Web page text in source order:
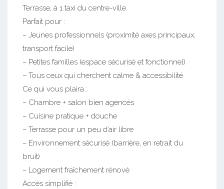
Terrasse, à 1 taxi du centre-ville
Parfait pour :
– Jeunes professionnels (proximité axes principaux,
transport facile)
– Petites familles (espace sécurisé et fonctionnel)
– Tous ceux qui cherchent calme & accessibilité
Ce qui vous plaira :
– Chambre + salon bien agencés
– Cuisine pratique + douche
– Terrasse pour un peu d’air libre
– Environnement sécurisé (barrière, en retrait du
bruit)
– Logement fraîchement rénové
Accès simplifié :